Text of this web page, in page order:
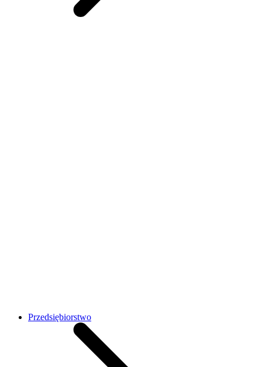
Przedsiębiorstwo